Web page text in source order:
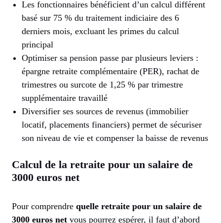
Les fonctionnaires bénéficient d’un calcul différent
basé sur 75 % du traitement indiciaire des 6
derniers mois, excluant les primes du calcul
principal
Optimiser sa pension passe par plusieurs leviers :
épargne retraite complémentaire (PER), rachat de
trimestres ou surcote de 1,25 % par trimestre
supplémentaire travaillé
Diversifier ses sources de revenus (immobilier
locatif, placements financiers) permet de sécuriser
son niveau de vie et compenser la baisse de revenus
Calcul de la retraite pour un salaire de
3000 euros net
Pour comprendre quelle retraite pour un salaire de
3000 euros net vous pourrez espérer, il faut d’abord